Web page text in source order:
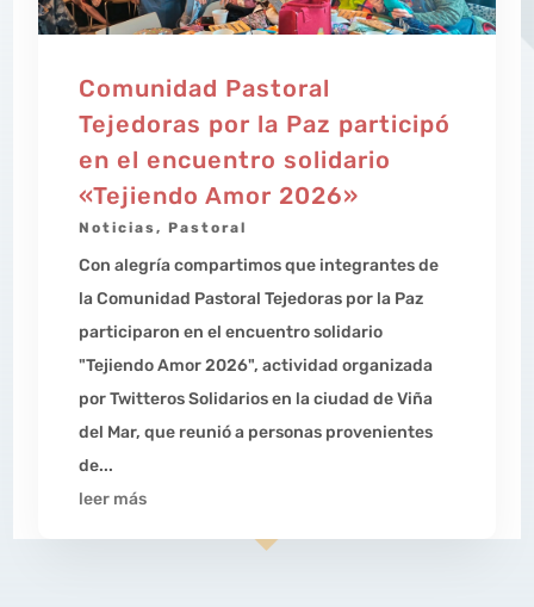
Comunidad Pastoral
Tejedoras por la Paz participó
en el encuentro solidario
«Tejiendo Amor 2026»
Noticias, Pastoral
Con alegría compartimos que integrantes de
la Comunidad Pastoral Tejedoras por la Paz
participaron en el encuentro solidario
"Tejiendo Amor 2026", actividad organizada
por Twitteros Solidarios en la ciudad de Viña
del Mar, que reunió a personas provenientes
de...
leer más